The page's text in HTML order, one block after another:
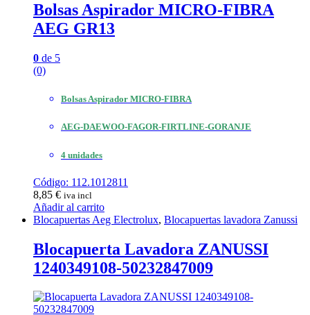
Bolsas Aspirador MICRO-FIBRA
AEG GR13
0 de 5
(0)
Bolsas Aspirador MICRO-FIBRA
AEG-DAEWOO-FAGOR-FIRTLINE-GORANJE
4 unidades
Código: 112.1012811
8,85 € iva incl
Añadir al carrito
Blocapuertas Aeg Electrolux, Blocapuertas lavadora Zanussi
Blocapuerta Lavadora ZANUSSI
1240349108-50232847009